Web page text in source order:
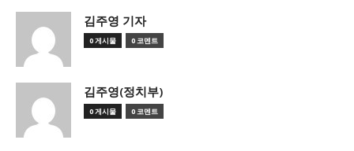
김주영 기자
0 게시물 0 코멘트
김주영(정치부)
0 게시물 0 코멘트